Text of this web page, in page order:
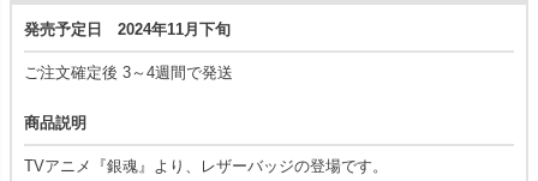
発売予定日 2024年11月下旬
ご注文確定後 3～4週間で発送
商品説明
TVアニメ『銀魂』より、レザーバッジの登場です。